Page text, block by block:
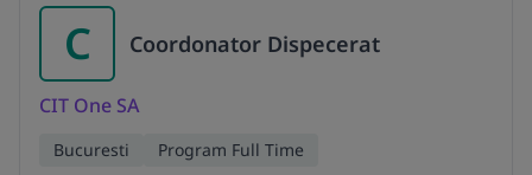
C Coordonator Dispecerat
CIT One SA
Bucuresti Program Full Time